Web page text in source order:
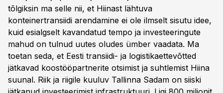
tõlgiksin ma selle nii, et Hiinast lähtuva
konteinertransiidi arendamine ei ole ilmselt sisutu idee,
kuid esialgselt kavandatud tempo ja investeeringute
mahud on tulnud uutes oludes ümber vaadata. Ma
toetan seda, et Eesti transiidi- ja logistikaettevõtted
jätkavad koostööpartnerite otsimist ja suhtlemist Hiina
suunal. Riik ja riigile kuuluv Tallinna Sadam on siiski